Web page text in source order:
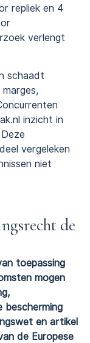
repliek en 4
verlengt
schaadt
inzicht in
vergeleken
niet
de
toepassing
mogen
bescherming
en artikel
de Europese